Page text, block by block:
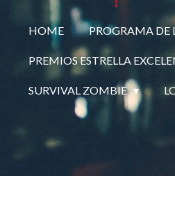
HOME PROGRAMA DE
PREMIOS ESTRELLA
SURVIVAL ZOMBIE